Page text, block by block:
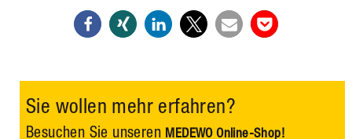
Sie wollen mehr erfahren?
Besuchen Sie unseren MEDEWO Online-Shop!